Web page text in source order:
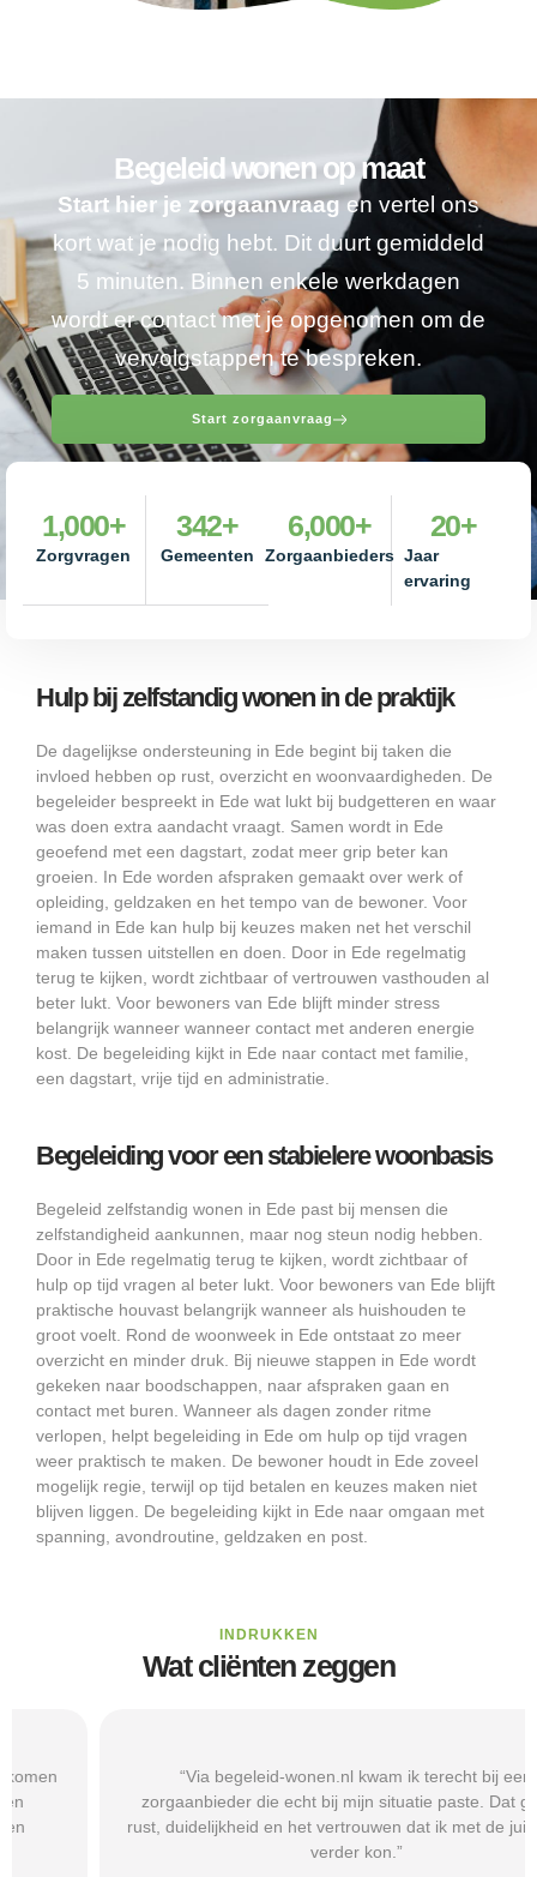
Begeleid wonen op maat
Start hier je zorgaanvraagen vertel ons
kort wat je nodig hebt. Dit duurt gemiddeld
5 minuten. Binnen enkele werkdagen
wordt er contact met je opgenomen om de
vervolgstappen te bespreken.
Start zorgaanvraag
Zorgvragen
1,000+
Gemeenten
342+
Zorgaanbieders
6,000+
Jaar
ervaring
20+
Hulp bij zelfstandig wonen in de praktijk
De dagelijkse ondersteuning in Ede begint bij taken die
invloed hebben op rust, overzicht en woonvaardigheden. De
begeleider bespreekt in Ede wat lukt bij budgetteren en waar
was doen extra aandacht vraagt. Samen wordt in Ede
geoefend met een dagstart, zodat meer grip beter kan
groeien. In Ede worden afspraken gemaakt over werk of
opleiding, geldzaken en het tempo van de bewoner. Voor
iemand in Ede kan hulp bij keuzes maken net het verschil
maken tussen uitstellen en doen. Door in Ede regelmatig
terug te kijken, wordt zichtbaar of vertrouwen vasthouden al
beter lukt. Voor bewoners van Ede blijft minder stress
belangrijk wanneer wanneer contact met anderen energie
kost. De begeleiding kijkt in Ede naar contact met familie,
een dagstart, vrije tijd en administratie.
Begeleiding voor een stabielere woonbasis
Begeleid zelfstandig wonen in Ede past bij mensen die
zelfstandigheid aankunnen, maar nog steun nodig hebben.
Door in Ede regelmatig terug te kijken, wordt zichtbaar of
hulp op tijd vragen al beter lukt. Voor bewoners van Ede blijft
praktische houvast belangrijk wanneer als huishouden te
groot voelt. Rond de woonweek in Ede ontstaat zo meer
overzicht en minder druk. Bij nieuwe stappen in Ede wordt
gekeken naar boodschappen, naar afspraken gaan en
contact met buren. Wanneer als dagen zonder ritme
verlopen, helpt begeleiding in Ede om hulp op tijd vragen
weer praktisch te maken. De bewoner houdt in Ede zoveel
mogelijk regie, terwijl op tijd betalen en keuzes maken niet
blijven liggen. De begeleiding kijkt in Ede naar omgaan met
spanning, avondroutine, geldzaken en post.
INDRUKKEN
Wat cliënten zeggen
“Via begeleid-wonen.nl kwam ik terecht bij een
zorgaanbieder die echt bij mijn situatie paste. Dat gaf mij
rust, duidelijkheid en het vertrouwen dat ik met de juiste hulp
verder kon.”